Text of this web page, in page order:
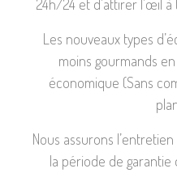
24h/24 et d’attirer l’œil
Les nouveaux types
moins gourmands
économique (Sans
Nous assurons
la période de